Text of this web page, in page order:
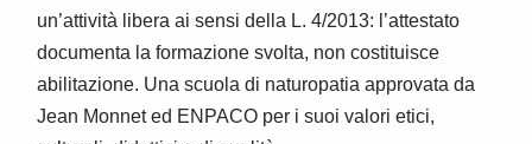
un’attività libera ai sensi della L. 4/2013: l’attestato
documenta la formazione svolta, non costituisce
abilitazione. Una scuola di naturopatia approvata da
Jean Monnet ed ENPACO per i suoi valori etici,